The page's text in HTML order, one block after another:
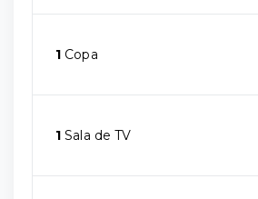
1 Copa
1 Sala de TV